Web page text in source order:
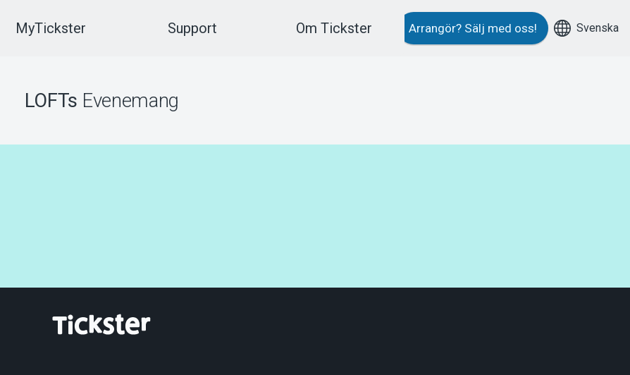
MyTickster Support Om Tickster Arrangör? Sälj med oss! Svenska
LOFTs Evenemang